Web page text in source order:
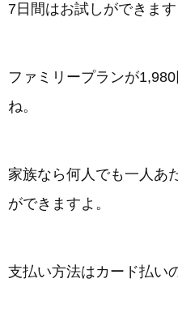
7日間はお試しができます
ファミリープランが
ね。
家族なら何人でも一人あ
ができますよ。
支払い方法はカード払い